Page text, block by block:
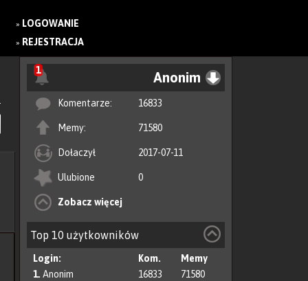
» LOGOWANIE
» REJESTRACJA
1 Anonim
Komentarze: 16833
Memy: 71580
Dołaczył 2017-07-11
Ulubione 0
Zobacz więcej
Top 10 użytkowników
Login: Kom.
Memy
1. Anonim 16833
71580